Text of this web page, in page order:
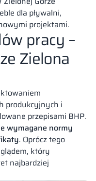
dla pływalni,
projektami.
pracy –
Zielona
produkcyjnych i
przepisami BHP.
wymagane normy
. Oprócz tego
który
najbardziej